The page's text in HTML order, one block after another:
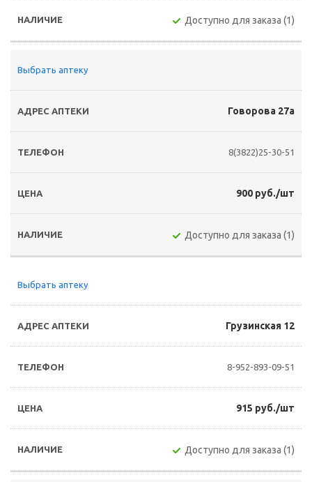
Доступно для заказа (1)
Выбрать аптеку
Говорова 27а
8(3822)25-30-51
900 руб./шт
Доступно для заказа (1)
Выбрать аптеку
Грузинская 12
8-952-893-09-51
915 руб./шт
Доступно для заказа (1)